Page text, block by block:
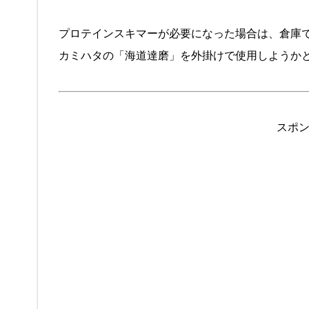
プロテインスキマーが必要になった場合は、倉庫
カミハタの「海道達磨」を外掛けで使用しようか
スポ